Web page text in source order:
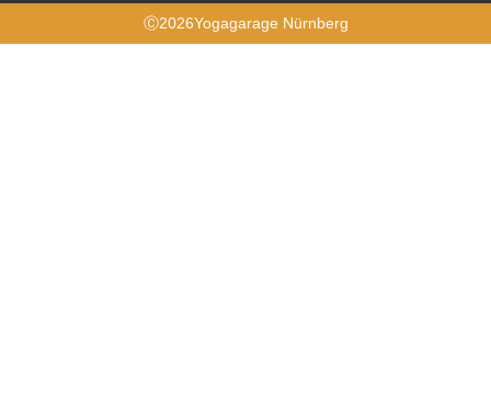
Ⓒ2026Yogagarage Nürnberg